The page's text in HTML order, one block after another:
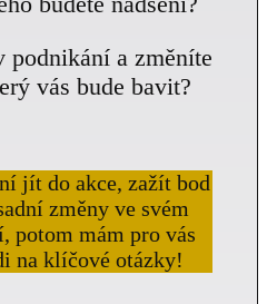
podnikání a změníte
vás bude bavit?
jít do akce, zažít bod
změny ve svém
potom mám pro vás
na klíčové otázky!